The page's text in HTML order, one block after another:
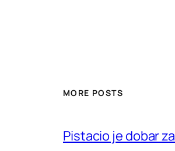
MORE POSTS
Pistacio je dobar